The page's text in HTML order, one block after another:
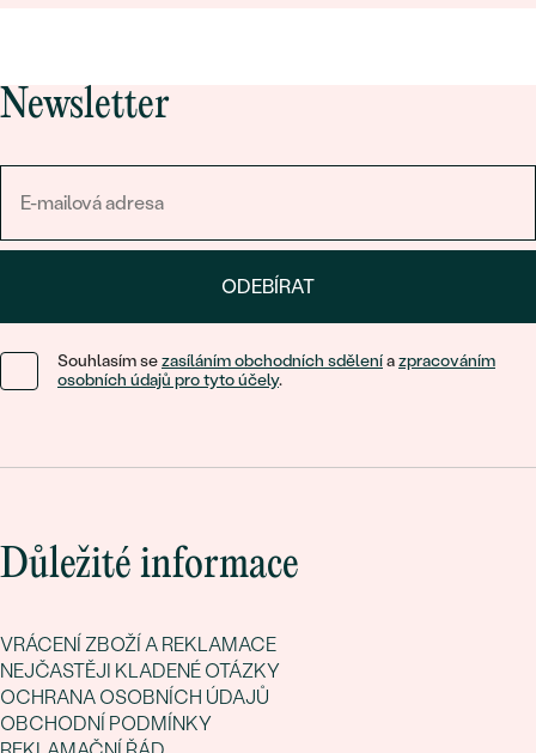
Newsletter
ODEBÍRAT
Souhlasím sezasíláním obchodních sděleníazpracováním
osobních údajů pro tyto účely.
Důležité informace
VRÁCENÍ ZBOŽÍ A REKLAMACE
NEJČASTĚJI KLADENÉ OTÁZKY
OCHRANA OSOBNÍCH ÚDAJŮ
OBCHODNÍ PODMÍNKY